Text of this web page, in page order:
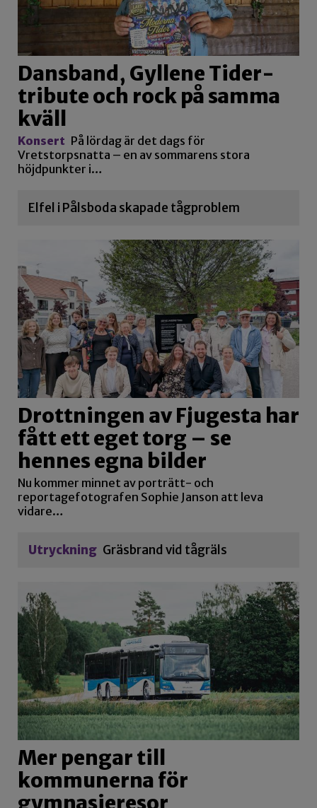
Dansband, Gyllene Tider-
tribute och rock på samma
kväll
Konsert På lördag är det dags för
Vretstorpsnatta – en av sommarens stora
höjdpunkter i…
Elfel i Pålsboda skapade tågproblem
Drottningen av Fjugesta har
fått ett eget torg – se
hennes egna bilder
Nu kommer minnet av porträtt- och
reportagefotografen Sophie Janson att leva
vidare…
Utryckning Gräsbrand vid tågräls
Mer pengar till
kommunerna för
gymnasieresor